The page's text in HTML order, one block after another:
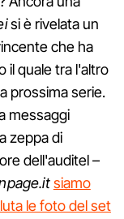
si è rivelata un
che ha
il quale tra l'altro
prossima serie.
messaggi
zeppa di
dell'auditel –
siamo
le foto del set